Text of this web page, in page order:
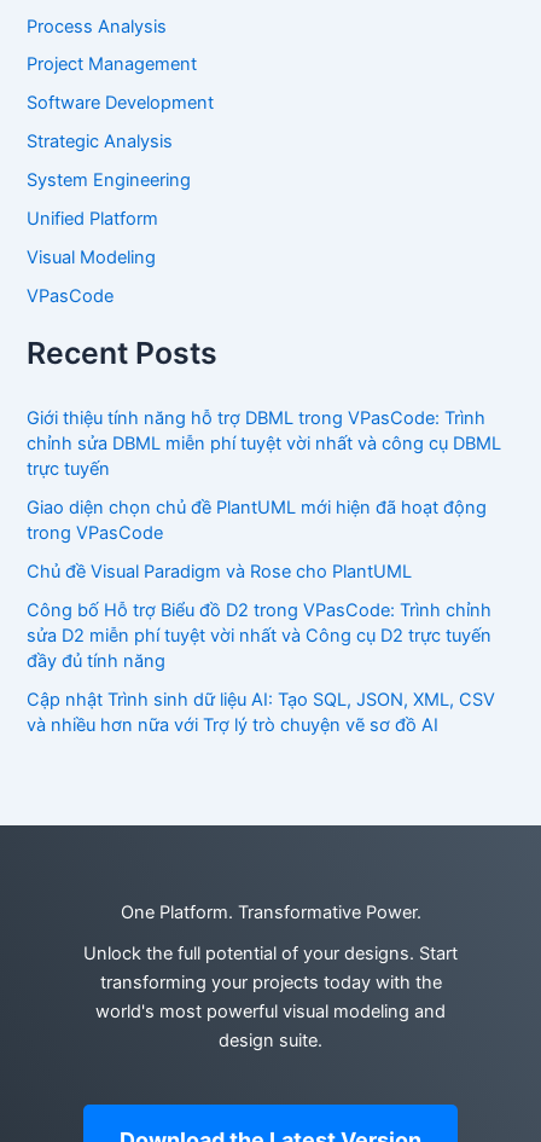
Process Analysis
Project Management
Software Development
Strategic Analysis
System Engineering
Unified Platform
Visual Modeling
VPasCode
Recent Posts
Giới thiệu tính năng hỗ trợ DBML trong VPasCode: Trình
chỉnh sửa DBML miễn phí tuyệt vời nhất và công cụ DBML
trực tuyến
Giao diện chọn chủ đề PlantUML mới hiện đã hoạt động
trong VPasCode
Chủ đề Visual Paradigm và Rose cho PlantUML
Công bố Hỗ trợ Biểu đồ D2 trong VPasCode: Trình chỉnh
sửa D2 miễn phí tuyệt vời nhất và Công cụ D2 trực tuyến
đầy đủ tính năng
Cập nhật Trình sinh dữ liệu AI: Tạo SQL, JSON, XML, CSV
và nhiều hơn nữa với Trợ lý trò chuyện vẽ sơ đồ AI
One Platform. Transformative Power.
Unlock the full potential of your designs. Start
transforming your projects today with the
world's most powerful visual modeling and
design suite.